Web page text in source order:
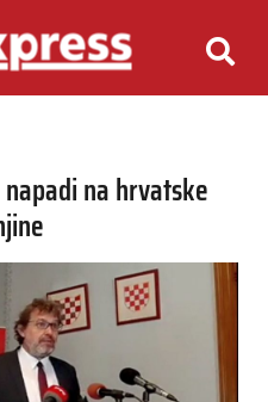
na hrvatske